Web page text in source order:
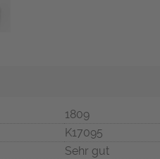
1809
K17095
Sehr gut